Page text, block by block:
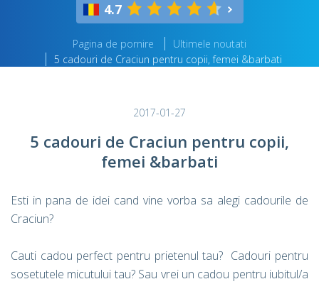
4.7
Pagina de pornire
Ultimele noutati
5 cadouri de Craciun pentru copii, femei &barbati
2017-01-27
5 cadouri de Craciun pentru copii,
femei &barbati
Esti in pana de idei cand vine vorba sa alegi cadourile de
Craciun?
Cauti cadou perfect pentru prietenul tau? Cadouri pentru
sosetutele micutului tau? Sau vrei un cadou pentru iubitul/a